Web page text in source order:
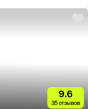
9.6
35 отзывов